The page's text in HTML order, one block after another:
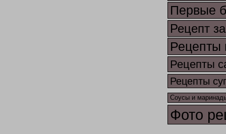
Первые
Рецепт
Рецепты
Рецепты
Рецепты
Соусы и
Фото